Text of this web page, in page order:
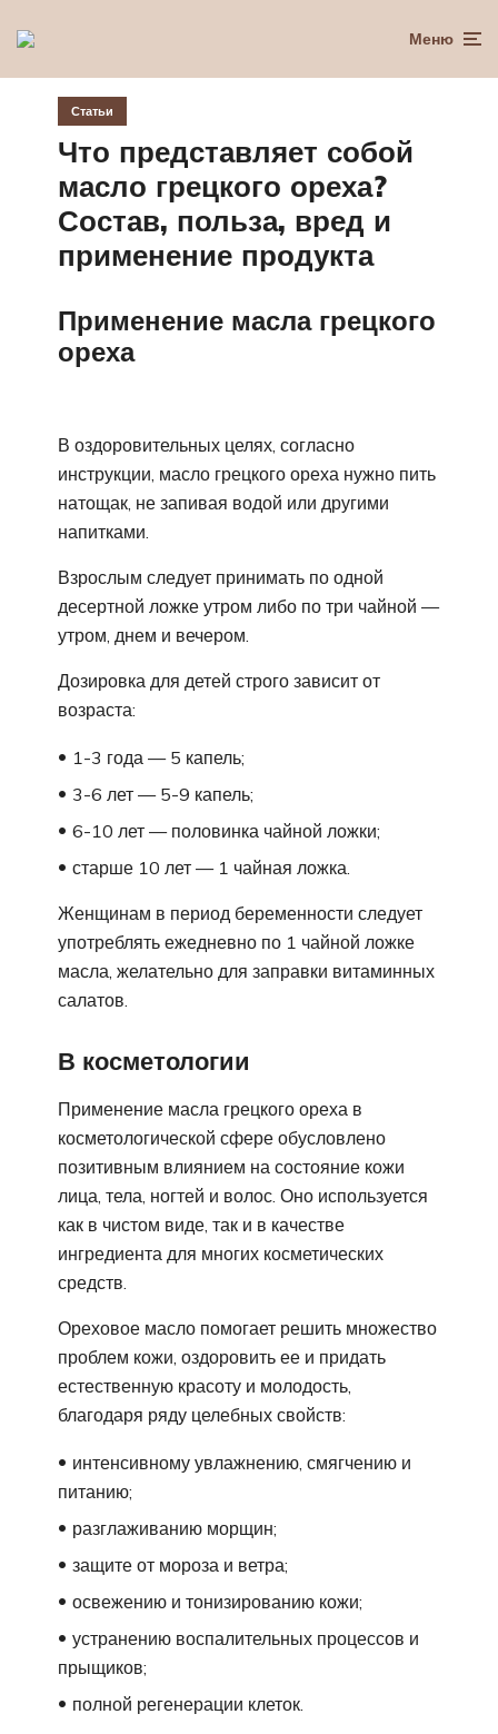
Меню
Статьи
Что представляет собой
масло грецкого ореха?
Состав, польза, вред и
применение продукта
Применение масла грецкого
ореха
В оздоровительных целях, согласно
инструкции, масло грецкого ореха нужно пить
натощак, не запивая водой или другими
напитками.
Взрослым следует принимать по одной
десертной ложке утром либо по три чайной —
утром, днем и вечером.
Дозировка для детей строго зависит от
возраста:
1-3 года — 5 капель;
3-6 лет — 5-9 капель;
6-10 лет — половинка чайной ложки;
старше 10 лет — 1 чайная ложка.
Женщинам в период беременности следует
употреблять ежедневно по 1 чайной ложке
масла, желательно для заправки витаминных
салатов.
В косметологии
Применение масла грецкого ореха в
косметологической сфере обусловлено
позитивным влиянием на состояние кожи
лица, тела, ногтей и волос. Оно используется
как в чистом виде, так и в качестве
ингредиента для многих косметических
средств.
Ореховое масло помогает решить множество
проблем кожи, оздоровить ее и придать
естественную красоту и молодость,
благодаря ряду целебных свойств:
интенсивному увлажнению, смягчению и
питанию;
разглаживанию морщин;
защите от мороза и ветра;
освежению и тонизированию кожи;
устранению воспалительных процессов и
прыщиков;
полной регенерации клеток.